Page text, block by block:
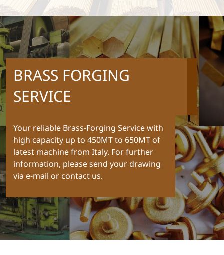
BRASS FORGING
SERVICE
Your reliable Brass-Forging Service with
high capacity up to 450MT to 650MT of
latest machine from Italy. For further
information, please send your drawing
via e-mail or contact us.